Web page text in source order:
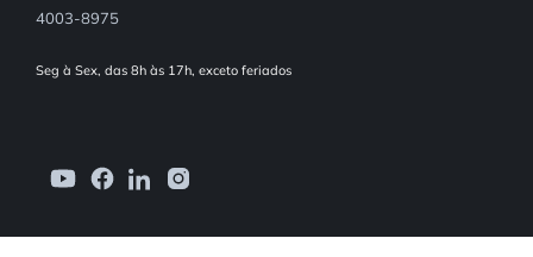
4003-8975
Seg à Sex, das 8h às 17h, exceto feriados